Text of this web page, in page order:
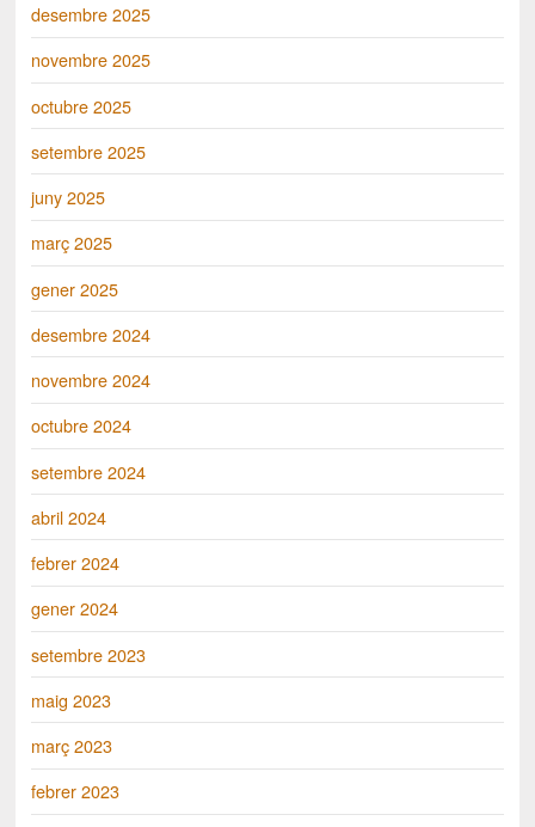
desembre 2025
novembre 2025
octubre 2025
setembre 2025
juny 2025
març 2025
gener 2025
desembre 2024
novembre 2024
octubre 2024
setembre 2024
abril 2024
febrer 2024
gener 2024
setembre 2023
maig 2023
març 2023
febrer 2023